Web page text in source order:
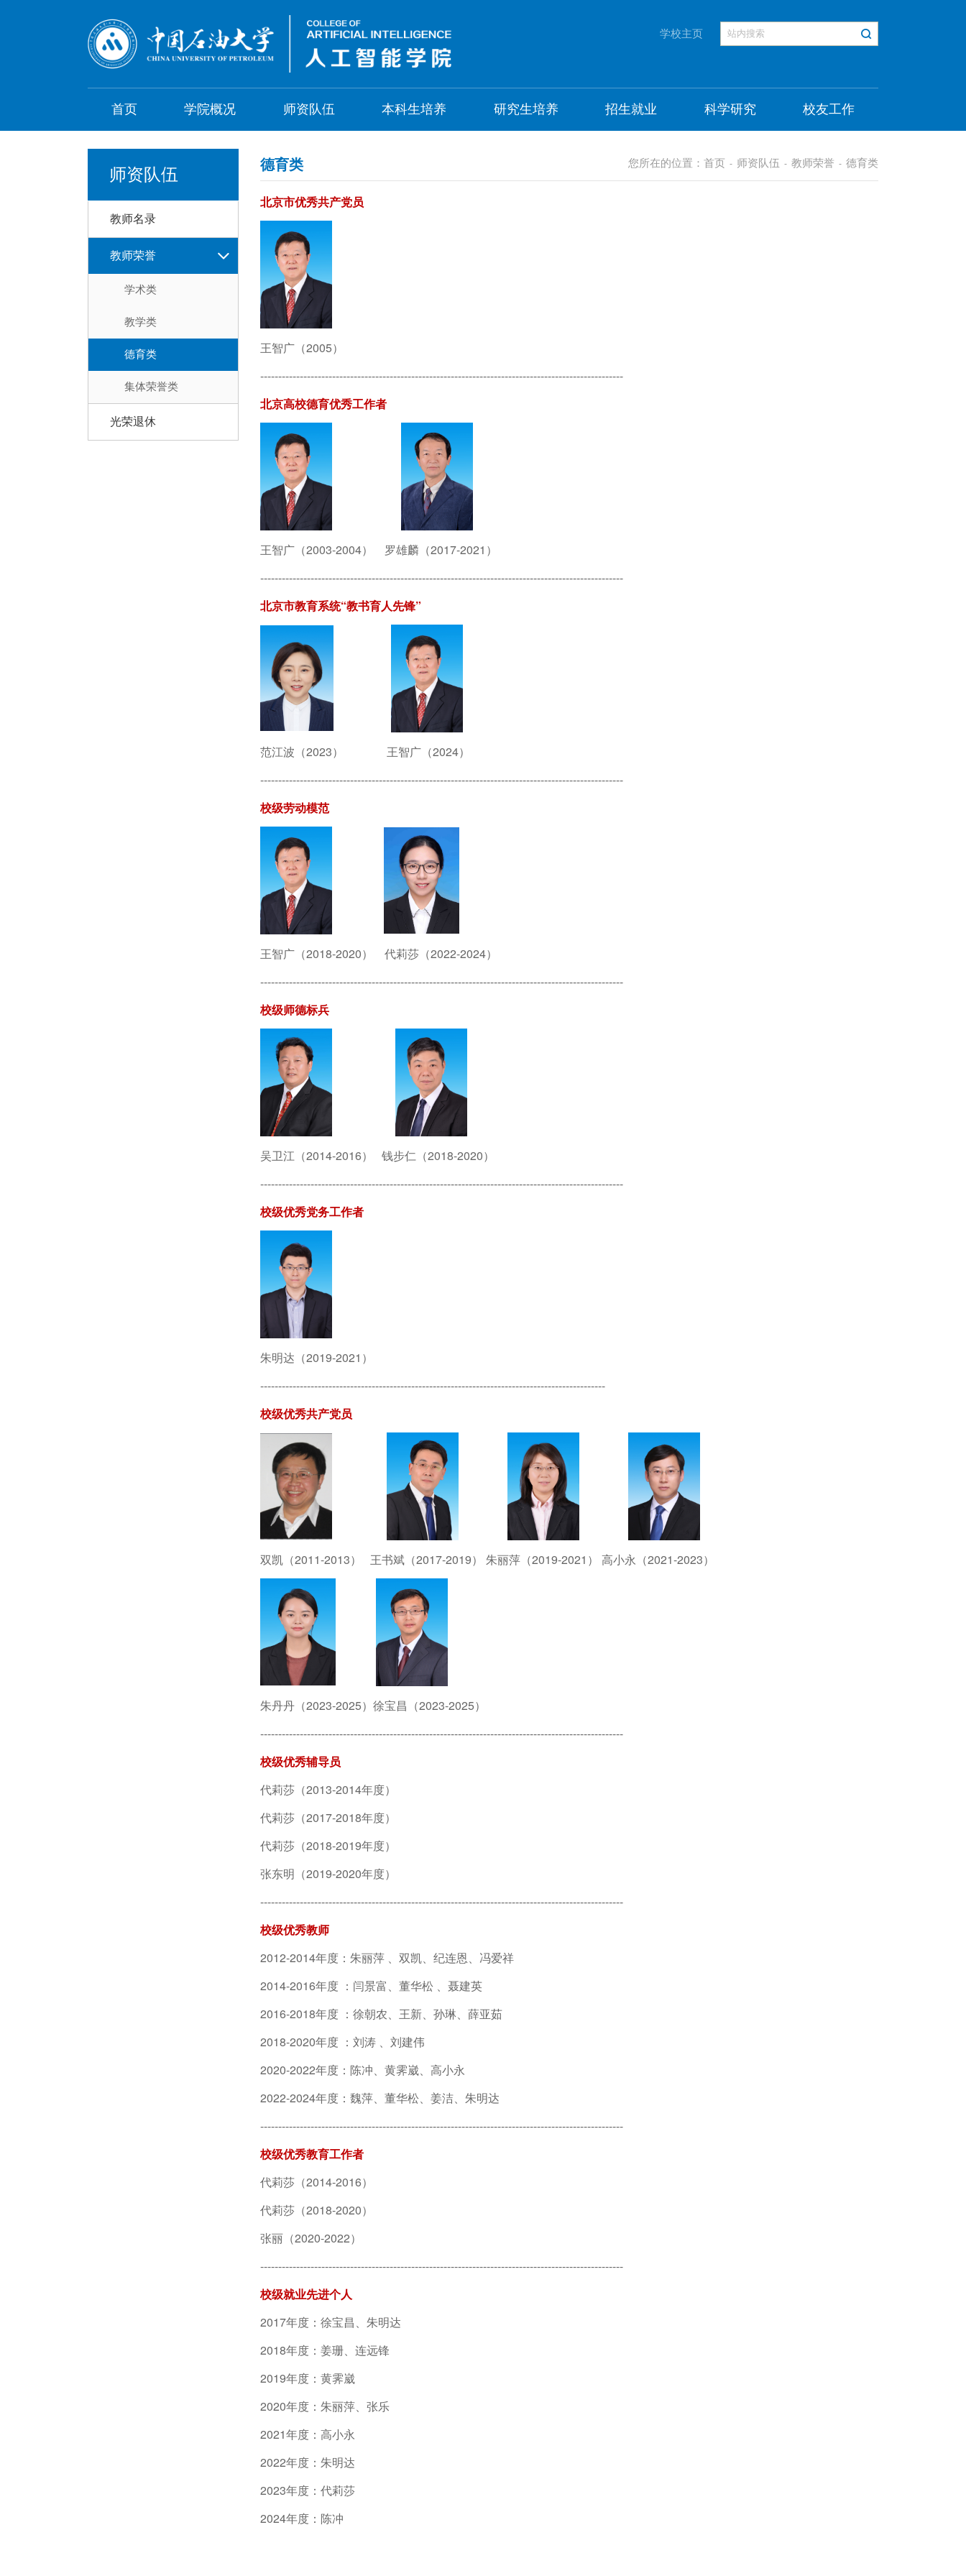
学校主页
首页 学院概况 师资队伍 本科生培养 研究生培养 招生就业 科学研究 校友工作
师资队伍
教师名录
教师荣誉
学术类
教学类
德育类
集体荣誉类
光荣退休
您所在的位置： 首页 - 师资队伍 - 教师荣誉 - 德育类
德育类
北京市优秀共产党员
王智广（2005）
-----------------------------------------------------------------------------------------------------
北京高校德育优秀工作者
王智广（2003-2004） 罗雄麟（2017-2021）
-----------------------------------------------------------------------------------------------------
北京市教育系统“教书育人先锋”
范江波（2023） 王智广（2024）
-----------------------------------------------------------------------------------------------------
校级劳动模范
王智广（2018-2020） 代莉莎（2022-2024）
-----------------------------------------------------------------------------------------------------
校级师德标兵
吴卫江（2014-2016） 钱步仁（2018-2020）
-----------------------------------------------------------------------------------------------------
校级优秀党务工作者
朱明达（2019-2021）
------------------------------------------------------------------------------------------------
校级优秀共产党员
双凯（2011-2013） 王书斌（2017-2019） 朱丽萍（2019-2021） 高小永（2021-2023）
朱丹丹（2023-2025）徐宝昌 （2023-2025）
-----------------------------------------------------------------------------------------------------
校级优秀辅导员
代莉莎（2013-2014年度）
代莉莎（2017-2018年度）
代莉莎（2018-2019年度）
张东明（2019-2020年度）
-----------------------------------------------------------------------------------------------------
校级优秀教师
2012-2014年度：朱丽萍 、双凯、纪连恩、冯爱祥
2014-2016年度 ：闫景富、董华松 、聂建英
2016-2018年度 ：徐朝农、王新、孙琳、薛亚茹
2018-2020年度 ：刘涛 、刘建伟
2020-2022年度：陈冲、黄霁崴、高小永
2022-2024年度：魏萍、董华松、姜洁、朱明达
-----------------------------------------------------------------------------------------------------
校级优秀教育工作者
代莉莎（2014-2016）
代莉莎（2018-2020）
张丽（2020-2022）
-----------------------------------------------------------------------------------------------------
校级就业先进个人
2017年度：徐宝昌、朱明达
2018年度：姜珊、连远锋
2019年度：黄霁崴
2020年度：朱丽萍、 张乐
2021年度：高小永
2022年度：朱明达
2023年度：代莉莎
2024年度：陈冲